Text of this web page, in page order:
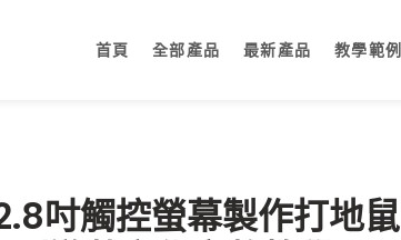
首頁 全部產品 最新產品 教學範例
吋觸控螢幕製作打地鼠